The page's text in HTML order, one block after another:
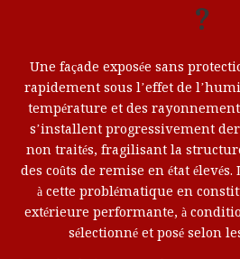
?
Une façade exposée sans
rapidement sous l’effet de
température et des
s’installent progressivement
non traités, fragilisant la
des coûts de remise en état
à cette problématique en
extérieure performante, à
sélectionné et posé selon